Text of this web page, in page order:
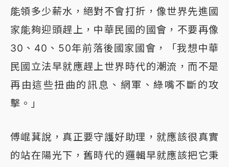
能領多少薪水，絕對不會打折，像世界先進國
家能夠迎頭趕上，中華民國的國會，不要再像
30、40、50年前落後國家國會，「我想中華
民國立法早就應趕上世界時代的潮流，而不是
再由這些扭曲的訊息、網軍、綠嘴不斷的攻
擊。」
傅崐萁說，真正要守護好助理，就應該很真實
的站在陽光下，舊時代的邏輯早就應該把它秉